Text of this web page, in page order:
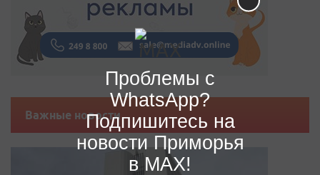
Важные новости
Проблемы с
WhatsApp?
Подпишитесь на
новости Приморья
в MAX!